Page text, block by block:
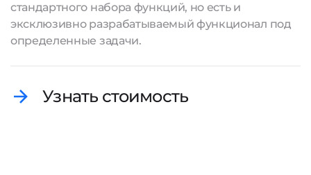
стандартного набора функций, но есть и
эксклюзивно разрабатываемый функционал под
определенные задачи.
Узнать стоимость